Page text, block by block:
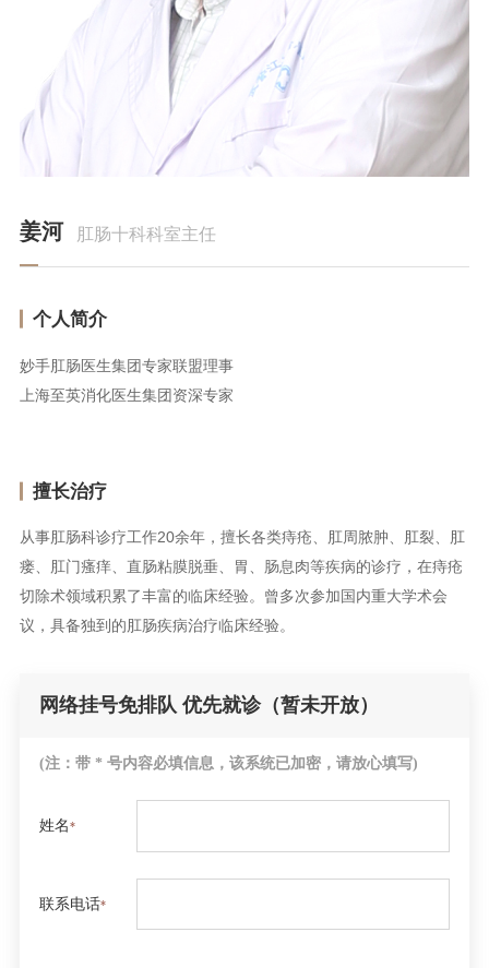
姜河 肛肠十科科室主任
个人简介
妙手肛肠医生集团专家联盟理事
上海至英消化医生集团资深专家
擅长治疗
从事肛肠科诊疗工作20余年，擅长各类痔疮、肛周脓肿、肛裂、肛
瘘、肛门瘙痒、直肠粘膜脱垂、胃、肠息肉等疾病的诊疗，在痔疮
切除术领域积累了丰富的临床经验。曾多次参加国内重大学术会
议，具备独到的肛肠疾病治疗临床经验。
网络挂号免排队 优先就诊（暂未开放）
(注：带 * 号内容必填信息，该系统已加密，请放心填写)
姓名
联系电话